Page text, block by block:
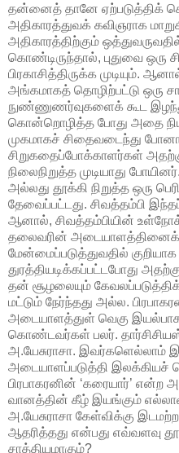
தன்னைத் தானே ஏற்படுத்திக்
அதிகாரத்துவக் கவிஞராக
அதிகாரத்திற்கும்
கொண்டிருந்தால், புதுவை ஒரு
பிரகாசித்திருக்க முடியும்.
அங்கமாகத் தொழிற்பட்டு ஒரு
நுண்ணுணர்வுகளைக் கூட
கொன்றொழித்த போது அதை
முகமாகச் சிதைவடைந்து
சிறுகதைப்போக்காளர்கள்
நிலைநிறுத்த முடியாது
அல்லது தூக்கி நிறுத்த ஒரு
தேவைப்பட்டது. சிவத்தம்பி
ஆனால், சிவத்தம்பியின்
தலைவரின் அடையாளத்தினைக்
மேன்மைப்படுத்துவதில்
துரத்தியடிக்கப்பட்டபோது
தன் சூழலையும்
மட்டும் நேர்ந்தது அல்ல.
அடையாளத்துள் வெகு
கொண்டவர்கள் பலர்.
அ.யேசுராசா. இவர்களெல்லாம்
அடையாளப்படுத்தி இலக்கியச்
பிரபாகரனின் ‘கரையார்’ என்ற
வானத்தின் கீழ் இயங்கும்
அ.யேசுராசா கேள்விக்கு
ஆதரித்தது என்பது எவ்வளவு
சாத்தியமாகும்?